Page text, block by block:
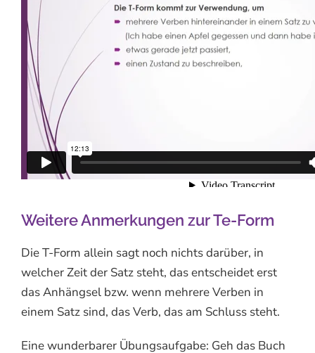
Weitere Anmerkungen zur Te-Form
Die T-Form allein sagt noch nichts darüber, in
welcher Zeit der Satz steht, das entscheidet erst
das Anhängsel bzw. wenn mehrere Verben in
einem Satz sind, das Verb, das am Schluss steht.
Eine wunderbarer Übungsaufgabe: Geh das Buch